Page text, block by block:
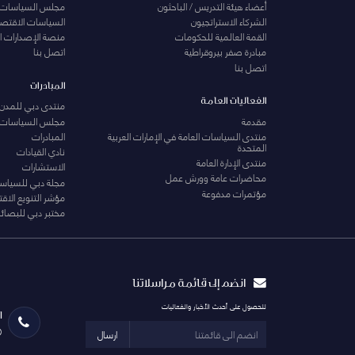
أعضاء هيئة التدريس / الباحثون
الشركاء الاستراتجيون
القمة العالمية للحكومات
مبادرة صفر بيروقراطية
اتصل بنا
الفعاليات العامة
مقدمة
منتدى السياسات العامة في الإمارات العربية
المتحدة
منتدى الإدارة العامة
محاضرات عامة وورش عمل
مؤتمرات مدفوعة
مجلس السياسات
السياسات
منصة الإصدارات
اتصل بنا
المبادرات
منتدى دبي للمدن
مجلس السياسات
المبادرات
نادي القيادات
الاستشارات
مجلة دبي
مؤشر التنويع
مختبر دبي
انضم إلى قائمة مراسلاتنا
للحصول على أحدث الأخبار والفعاليات
ارسال